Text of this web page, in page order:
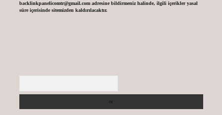
backlinkpanelicomtr@gmail.comadresine bildirmeniz halinde, ilgili içerikler yasal
süre içerisinde sitemizden kaldırılacaktır.